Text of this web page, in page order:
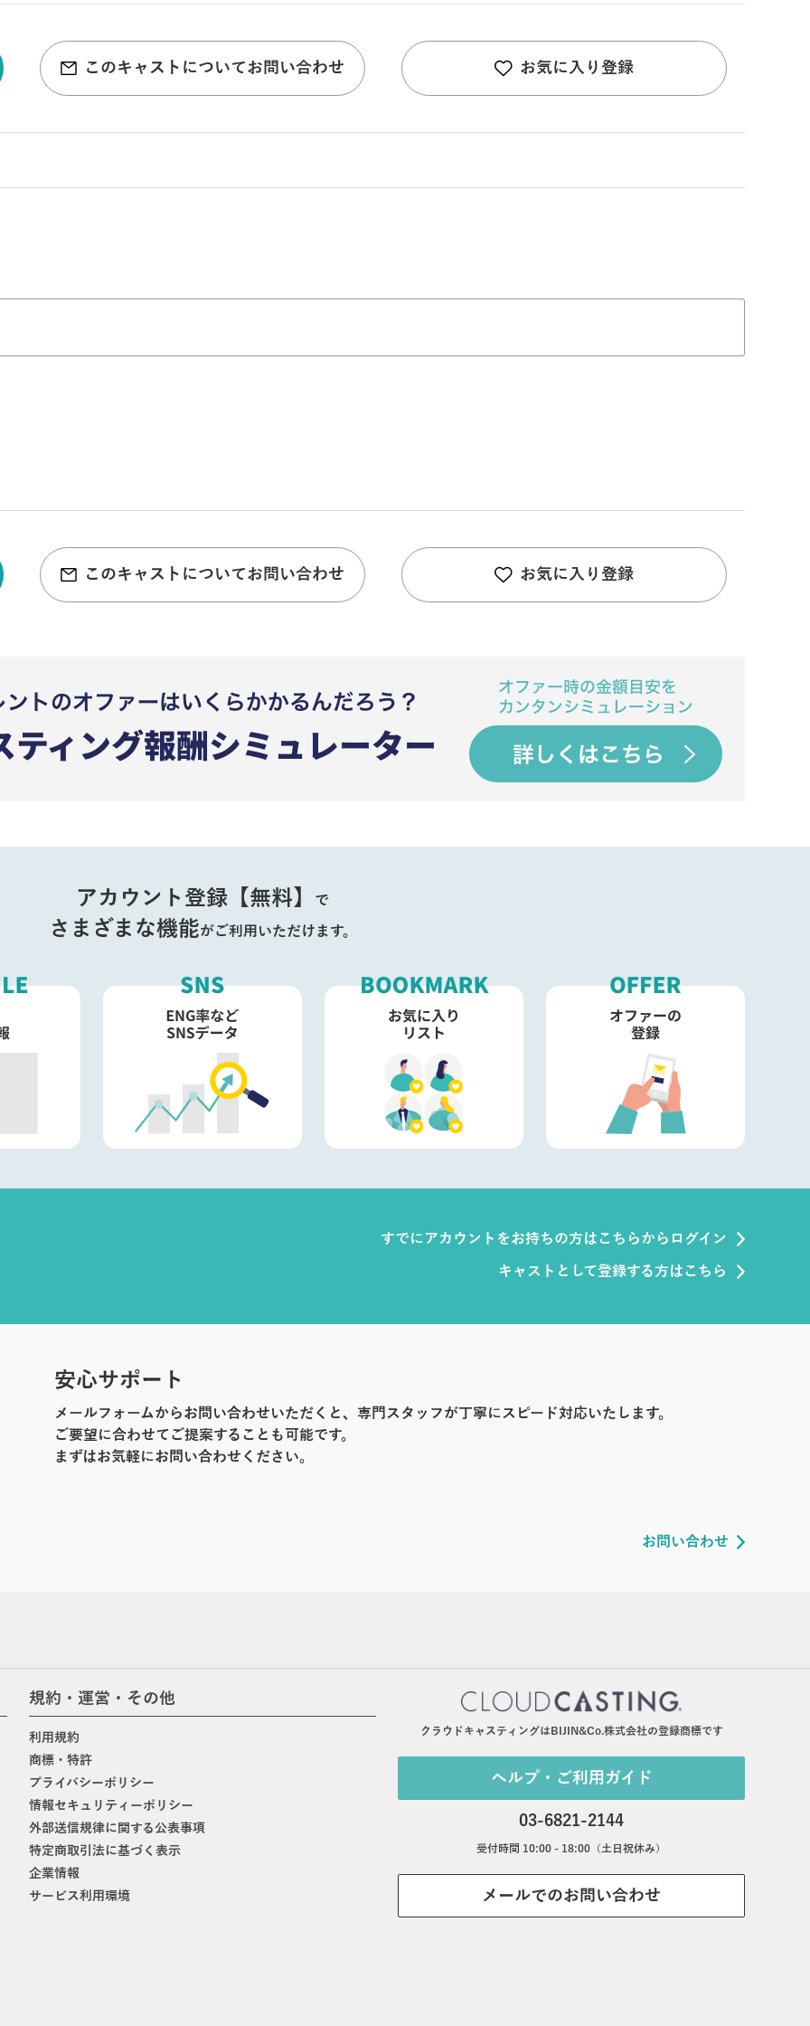
このキャストについてお問い合わせ お気に入り登録
このキャストについてお問い合わせ お気に入り登録
アカウント登録【無料】 で
さまざまな機能がご利用いただけます。
すでにアカウントをお持ちの方はこちらからログイン
キャストとして登録する方はこちら
安心サポート
メールフォームからお問い合わせいただくと、専門スタッフが丁寧にスピード対応いたします。
ご要望に合わせてご提案することも可能です。
まずはお気軽にお問い合わせください。
お問い合わせ
規約・運営・その他
利用規約
商標・特許
プライバシーポリシー
情報セキュリティーポリシー
外部送信規律に関する公表事項
特定商取引法に基づく表示
企業情報
サービス利用環境
クラウドキャスティングはBIJIN&Co.株式会社の登録商標です
ヘルプ・ご利用ガイド
03-6821-2144
受付時間 10:00 - 18:00（土日祝休み）
メールでのお問い合わせ